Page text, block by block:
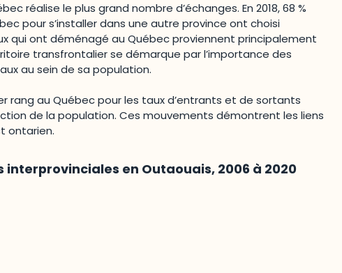
réalise le plus grand nombre d’échanges. En 2018, 68 %
pour s’installer dans une autre province ont choisi
qui ont déménagé au Québec proviennent principalement
transfrontalier se démarque par l’importance des
au sein de sa population.
rang au Québec pour les taux d’entrants et de sortants
de la population. Ces mouvements démontrent les liens
ontarien.
en Outaouais, 2006 à 2020